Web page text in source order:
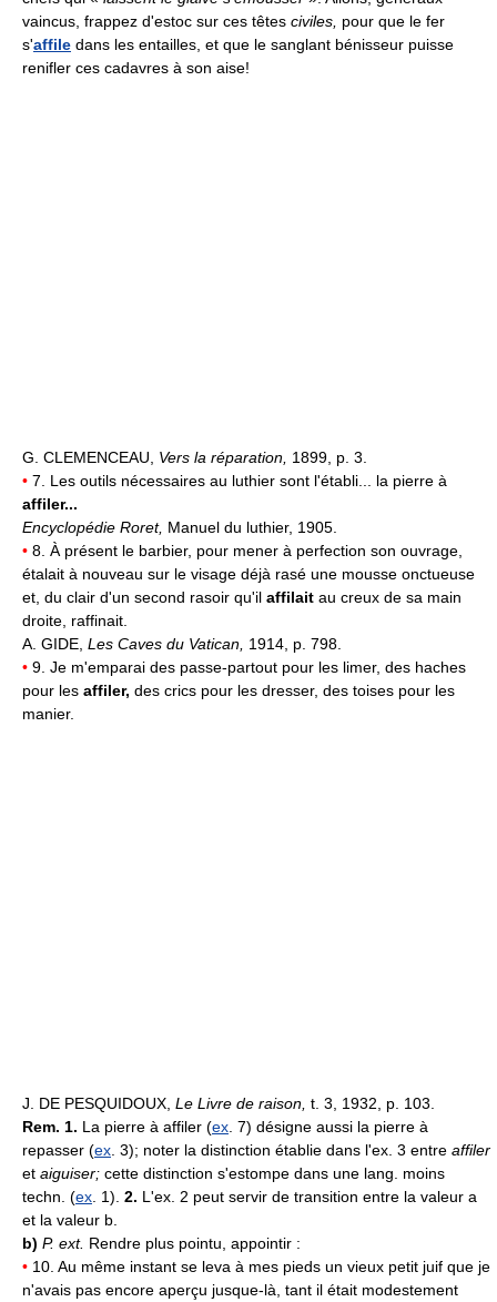
vaincus, frappez d'estoc sur ces têtes civiles, pour que le fer
s'affile dans les entailles, et que le sanglant bénisseur puisse
renifler ces cadavres à son aise!
G. CLEMENCEAU, Vers la réparation, 1899, p. 3.
• 7. Les outils nécessaires au luthier sont l'établi... la pierre à
affiler...
Encyclopédie Roret, Manuel du luthier, 1905.
• 8. À présent le barbier, pour mener à perfection son ouvrage,
étalait à nouveau sur le visage déjà rasé une mousse onctueuse
et, du clair d'un second rasoir qu'il affilait au creux de sa main
droite, raffinait.
A. GIDE, Les Caves du Vatican, 1914, p. 798.
• 9. Je m'emparai des passe-partout pour les limer, des haches
pour les affiler, des crics pour les dresser, des toises pour les
manier.
J. DE PESQUIDOUX, Le Livre de raison, t. 3, 1932, p. 103.
Rem. 1. La pierre à affiler (ex . 7) désigne aussi la pierre à
repasser (ex . 3); noter la distinction établie dans l'ex. 3 entre affiler
et aiguiser; cette distinction s'estompe dans une lang. moins
techn. (ex . 1). 2. L'ex. 2 peut servir de transition entre la valeur a
et la valeur b.
b) P. ext. Rendre plus pointu, appointir :
• 10. Au même instant se leva à mes pieds un vieux petit juif que je
n'avais pas encore aperçu jusque-là, tant il était modestement